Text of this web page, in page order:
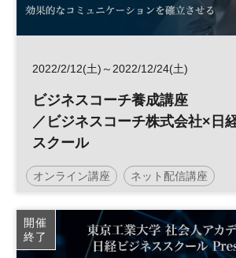
2022/2/12(土)～2022/12/24(土)
ビジネスコーチ養成講座
／ビジネスコーチ株式会社×日
スクール
オンライン講座 ネット配信講座
日経ビジネススクール
開催
終了